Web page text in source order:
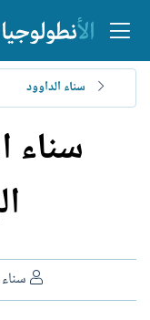
سناء الداوود
سناء
ا
ل